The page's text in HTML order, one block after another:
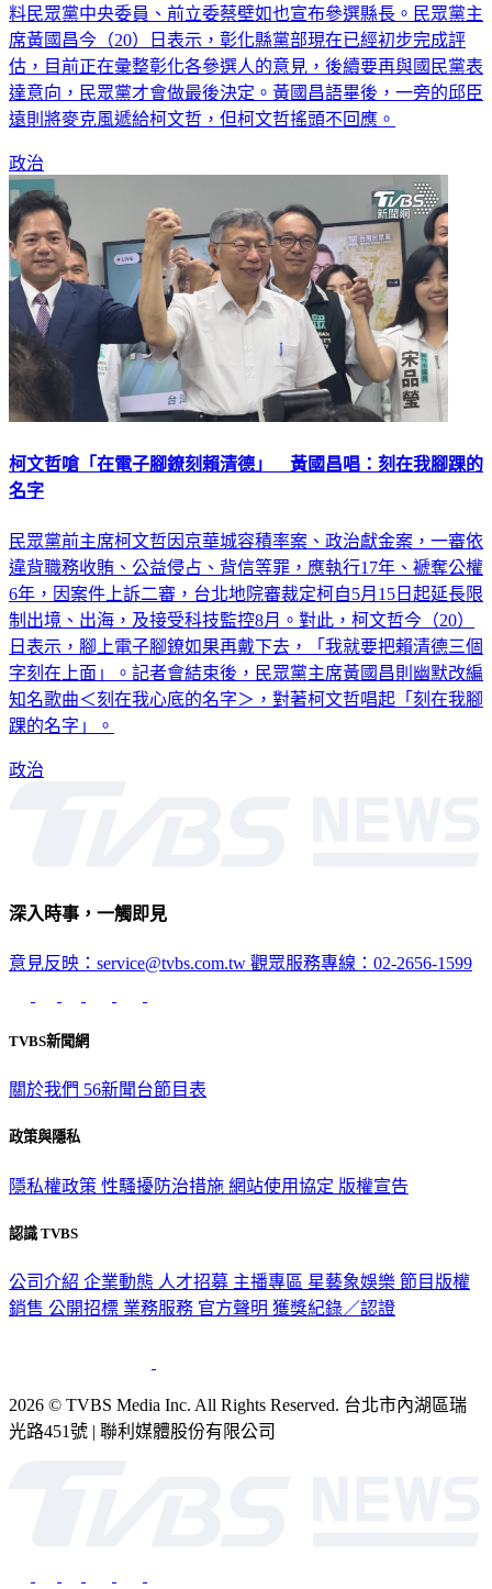
料民眾黨中央委員、前立委蔡壁如也宣布參選縣長。民眾黨主
席黃國昌今（20）日表示，彰化縣黨部現在已經初步完成評
估，目前正在彙整彰化各參選人的意見，後續要再與國民黨表
達意向，民眾黨才會做最後決定。黃國昌語畢後，一旁的邱臣
遠則將麥克風遞給柯文哲，但柯文哲搖頭不回應。
政治
柯文哲嗆「在電子腳鐐刻賴清德」 黃國昌唱：刻在我腳踝的
名字
民眾黨前主席柯文哲因京華城容積率案、政治獻金案，一審依
違背職務收賄、公益侵占、背信等罪，應執行17年、褫奪公權
6年，因案件上訴二審，台北地院審裁定柯自5月15日起延長限
制出境、出海，及接受科技監控8月。對此，柯文哲今（20）
日表示，腳上電子腳鐐如果再戴下去，「我就要把賴清德三個
字刻在上面」。記者會結束後，民眾黨主席黃國昌則幽默改編
知名歌曲＜刻在我心底的名字＞，對著柯文哲唱起「刻在我腳
踝的名字」。
政治
深入時事，一觸即見
意見反映：service@tvbs.com.tw 觀眾服務專線：02-2656-1599
TVBS新聞網
關於我們 56新聞台節目表
政策與隱私
隱私權政策 性騷擾防治措施 網站使用協定 版權宣告
認識 TVBS
公司介紹 企業動態 人才招募 主播專區 星藝象娛樂 節目版權
銷售 公開招標 業務服務 官方聲明 獲獎紀錄／認證
2026 © TVBS Media Inc. All Rights Reserved. 台北市內湖區瑞
光路451號 | 聯利媒體股份有限公司